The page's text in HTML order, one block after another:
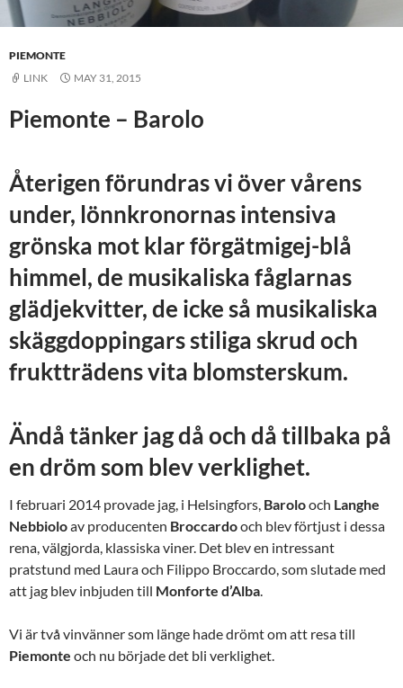
PIEMONTE
LINK
MAY 31, 2015
Piemonte – Barolo
Återigen förundras vi över vårens
under, lönnkronornas intensiva
grönska mot klar förgätmigej-blå
himmel, de musikaliska fåglarnas
glädjekvitter, de icke så musikaliska
skäggdoppingars stiliga skrud och
fruktträdens vita blomsterskum.
Ändå tänker jag då och då tillbaka på
en dröm som blev verklighet.
I februari 2014 provade jag, i Helsingfors, Barolooch Langhe
Nebbioloav producenten Broccardooch blev förtjust i dessa
rena, välgjorda, klassiska viner. Det blev en intressant
pratstund med Laura och Filippo Broccardo, som slutade med
att jag blev inbjuden till Monforte d’Alba
Vi är två vinvänner som länge hade drömt om att resa till
Piemonte och nu började det bli verklighet.